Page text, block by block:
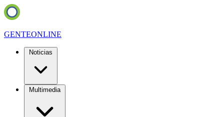
GENTEONLINE
Noticias
Multimedia